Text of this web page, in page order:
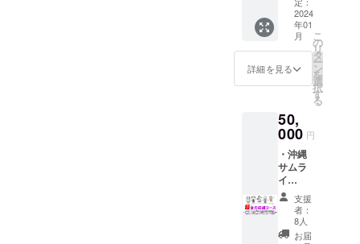
備考欄
にサイ
（M・
L・
XL）を
お礼の
メッ
セー
ジ・出
演者か
らのお
礼の動
画（特
典映像
あり）
ザイ
ン 画
像を参
考にし
てくだ
開 ナ
チュラ
・お礼
のメッ
セー
ジ・出
演者か
らのお
礼の動
にスポ
ンサー
名を記
載いた
します
※支援
欄に掲
載を希
望され
るお名
前をご
記入く
ださ
い。 ※
掲載方
法 1分
2024
年01
月
詳細を見る
こ
の
リ
タ
ー
ン
を
選
択
す
る
50,
000 円
・沖縄
サムラ
イ
YouTub
eチャン
ネルに
て、ス
支援
者：
8人
お届